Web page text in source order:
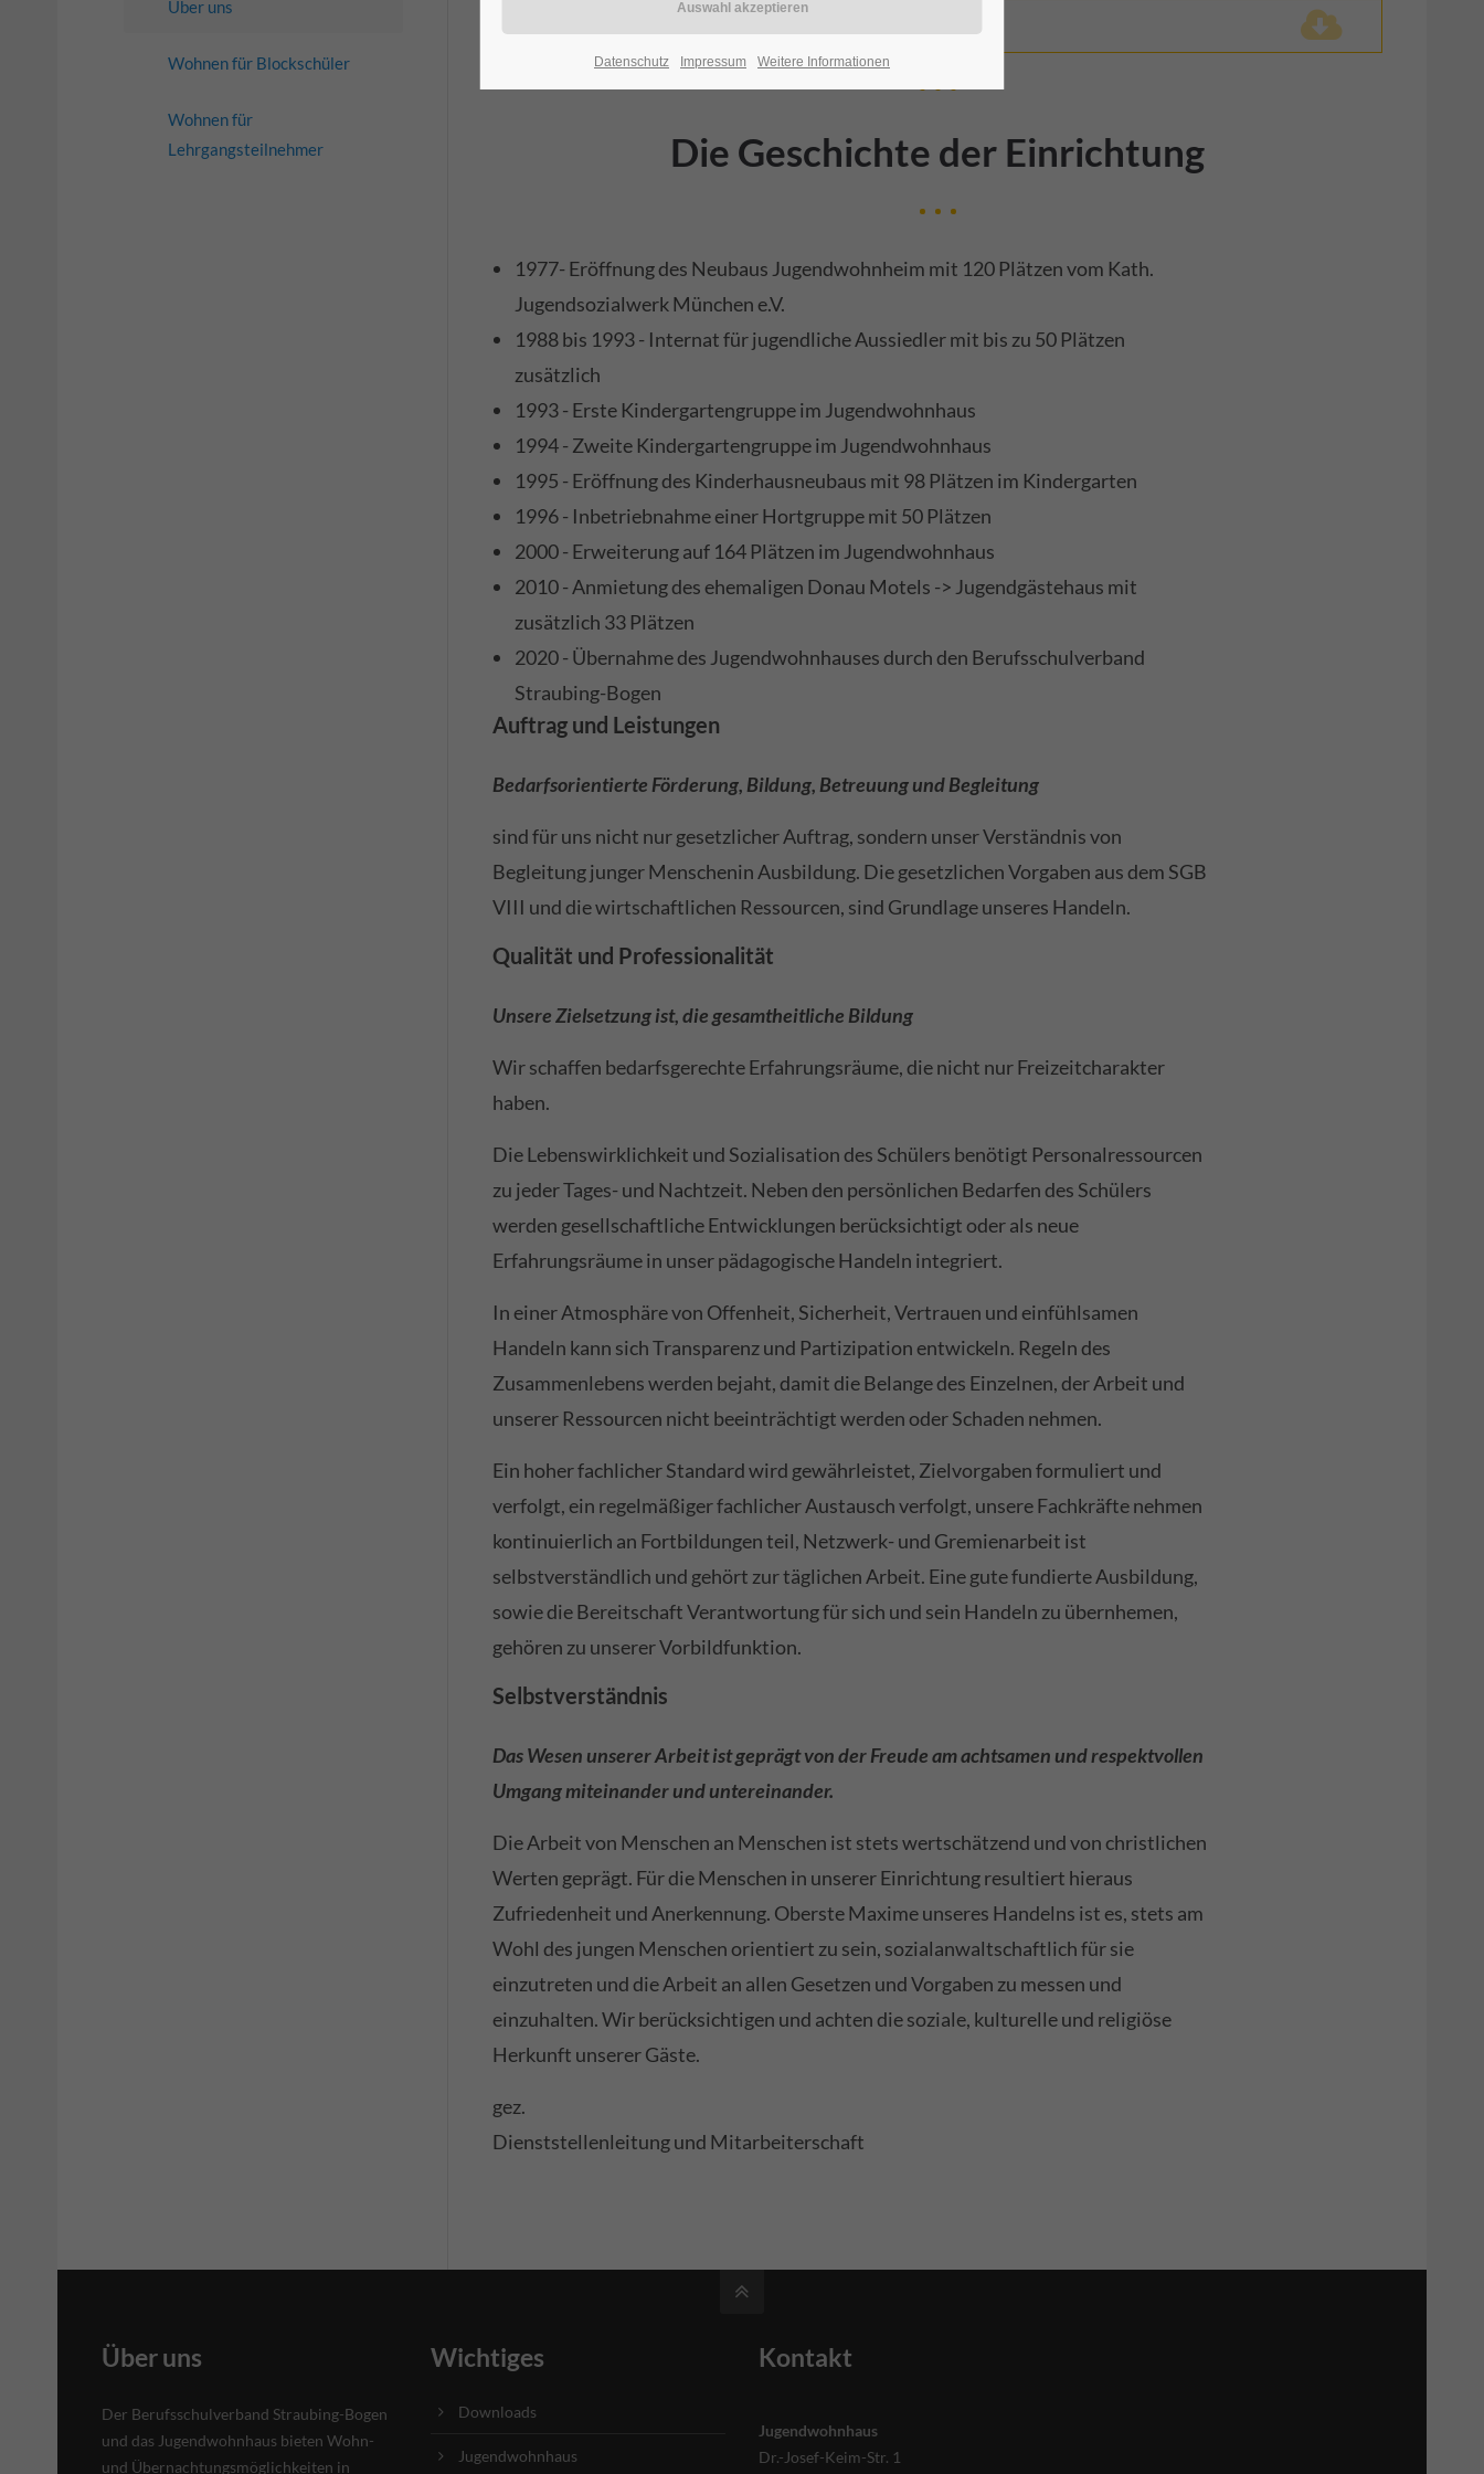
Die Geschichte der Einrichtung
1977- Eröffnung des Neubaus Jugendwohnheim mit 120 Plätzen vom Kath.
Jugendsozialwerk München e.V.
1988 bis 1993 - Internat für jugendliche Aussiedler mit bis zu 50 Plätzen
zusätzlich
1993 - Erste Kindergartengruppe im Jugendwohnhaus
1994 - Zweite Kindergartengruppe im Jugendwohnhaus
1995 - Eröffnung des Kinderhausneubaus mit 98 Plätzen im Kindergarten
1996 - Inbetriebnahme einer Hortgruppe mit 50 Plätzen
2000 - Erweiterung auf 164 Plätzen im Jugendwohnhaus
2010 - Anmietung des ehemaligen Donau Motels -> Jugendgästehaus mit
zusätzlich 33 Plätzen
2020 - Übernahme des Jugendwohnhauses durch den Berufsschulverband
Straubing-Bogen
Auftrag und Leistungen
Bedarfsorientierte Förderung, Bildung, Betreuung und Begleitung
sind für uns nicht nur gesetzlicher Auftrag, sondern unser Verständnis von
Begleitung junger Menschenin Ausbildung. Die gesetzlichen Vorgaben aus dem SGB
VIII und die wirtschaftlichen Ressourcen, sind Grundlage unseres Handeln.
Qualität und Professionalität
Unsere Zielsetzung ist, die gesamtheitliche Bildung
Wir schaffen bedarfsgerechte Erfahrungsräume, die nicht nur Freizeitcharakter
haben.
Die Lebenswirklichkeit und Sozialisation des Schülers benötigt Personalressourcen
zu jeder Tages- und Nachtzeit. Neben den persönlichen Bedarfen des Schülers
werden gesellschaftliche Entwicklungen berücksichtigt oder als neue
Erfahrungsräume in unser pädagogische Handeln integriert.
In einer Atmosphäre von Offenheit, Sicherheit, Vertrauen und einfühlsamen
Handeln kann sich Transparenz und Partizipation entwickeln. Regeln des
Zusammenlebens werden bejaht, damit die Belange des Einzelnen, der Arbeit und
unserer Ressourcen nicht beeinträchtigt werden oder Schaden nehmen.
Ein hoher fachlicher Standard wird gewährleistet, Zielvorgaben formuliert und
verfolgt, ein regelmäßiger fachlicher Austausch verfolgt, unsere Fachkräfte nehmen
kontinuierlich an Fortbildungen teil, Netzwerk- und Gremienarbeit ist
selbstverständlich und gehört zur täglichen Arbeit. Eine gute fundierte Ausbildung,
sowie die Bereitschaft Verantwortung für sich und sein Handeln zu übernhemen,
gehören zu unserer Vorbildfunktion.
Selbstverständnis
Das Wesen unserer Arbeit ist geprägt von der Freude am achtsamen und respektvollen
Umgang miteinander und untereinander.
Die Arbeit von Menschen an Menschen ist stets wertschätzend und von christlichen
Werten geprägt. Für die Menschen in unserer Einrichtung resultiert hieraus
Zufriedenheit und Anerkennung. Oberste Maxime unseres Handelns ist es, stets am
Wohl des jungen Menschen orientiert zu sein, sozialanwaltschaftlich für sie
einzutreten und die Arbeit an allen Gesetzen und Vorgaben zu messen und
einzuhalten. Wir berücksichtigen und achten die soziale, kulturelle und religiöse
Herkunft unserer Gäste.
gez.
Dienststellenleitung und Mitarbeiterschaft
Über uns
Wohnen für Blockschüler
Wohnen für
Lehrgangsteilnehmer
Über uns
Der Berufsschulverband Straubing-Bogen
und das Jugendwohnhaus bieten Wohn-
und Übernachtungsmöglichkeiten in
Wichtiges
Downloads
Jugendwohnhaus
Kontakt
Jugendwohnhaus
Dr.-Josef-Keim-Str. 1
Datenschutz Impressum Weitere Informationen